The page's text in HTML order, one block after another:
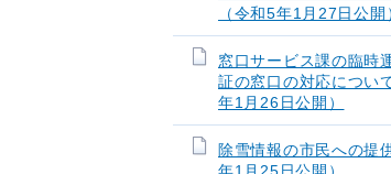
（令和5年1月27日公開
窓口サービス課の臨時
証の窓口の対応につい
年1月26日公開）
除雪情報の市民への提